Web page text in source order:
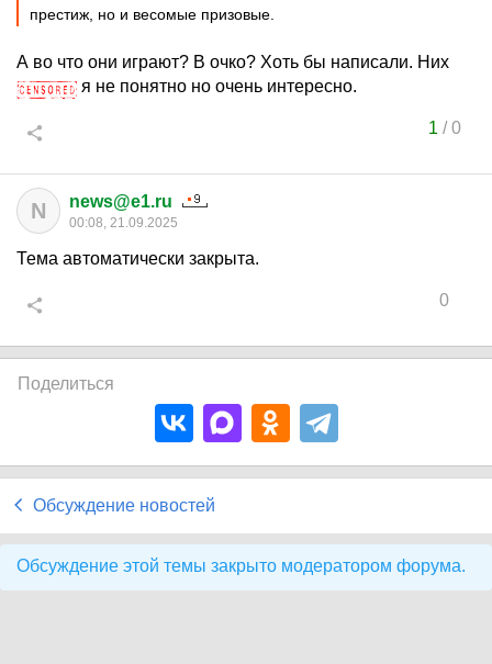
престиж, но и весомые призовые.
А во что они играют? В очко? Хоть бы написали. Них
я не понятно но очень интересно.
1 /0
N news@e1.ru
00:08, 21.09.2025
Тема автоматически закрыта.
0
Поделиться
Обсуждение новостей
Обсуждение этой темы закрыто модератором форума.